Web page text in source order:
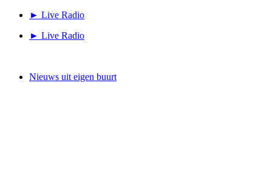
► Live Radio
► Live Radio
Nieuws uit eigen buurt